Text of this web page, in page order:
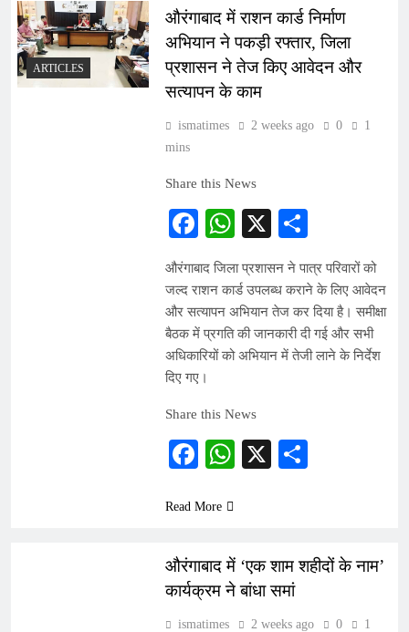
ARTICLES
औरंगाबाद में राशन कार्ड निर्माण
अभियान ने पकड़ी रफ्तार, जिला
प्रशासन ने तेज किए आवेदन और
सत्यापन के काम
ismatimes 2 weeks ago 0
1
mins
Share this News
Facebook
WhatsApp
X
औरंगाबाद जिला प्रशासन ने पात्र परिवारों को
जल्द राशन कार्ड उपलब्ध कराने के लिए आवेदन
और सत्यापन अभियान तेज कर दिया है। समीक्षा
बैठक में प्रगति की जानकारी दी गई और सभी
अधिकारियों को अभियान में तेजी लाने के निर्देश
दिए गए।
Share this News
Facebook
WhatsApp
X
Read More
औरंगाबाद में ‘एक शाम शहीदों के नाम’
कार्यक्रम ने बांधा समां
ismatimes 2 weeks ago 0
1